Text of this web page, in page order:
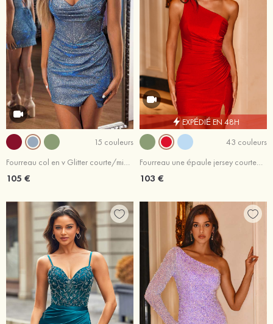
15 couleurs
Fourreau col en v Glitter courte/mini robe de fête de la rentrée
105 €
EXPÉDIÉ EN 48H
43 couleurs
Fourreau une épaule jersey courte/mini robe de fête de la rentrée
103 €